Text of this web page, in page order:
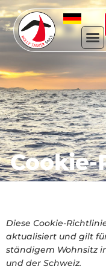
Cookie-
Diese Cookie-
aktualisiert und gilt
ständigem Wohnsitz
und der Schweiz.